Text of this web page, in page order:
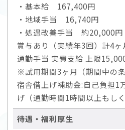
・基本給 167,400円
・地域手当 16,740円
・処遇改善手当 約20,000円
賞与あり（実績年3回）計4ヶ
通勤手当 実費支給 上限
※試用期間3ヶ月（期間中の条
宿舎借上げ補助金:自己負担1
げ（通勤時間1時間以上もし
待遇・福利厚生